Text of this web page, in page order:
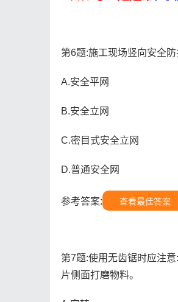
第6题:施工现场竖向安全防
A.安全平网
B.安全立网
C.密目式安全立网
D.普通安全网
参考答案: 查看最佳答案
第7题:使用无齿锯时应注
片侧面打磨物料。